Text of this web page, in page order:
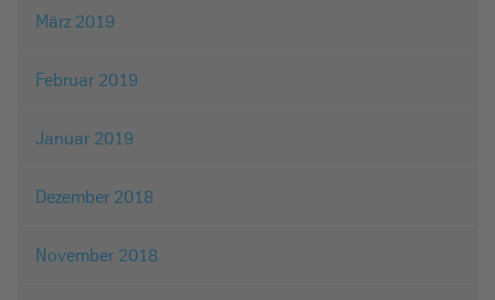
März 2019
Februar 2019
Januar 2019
Dezember 2018
November 2018